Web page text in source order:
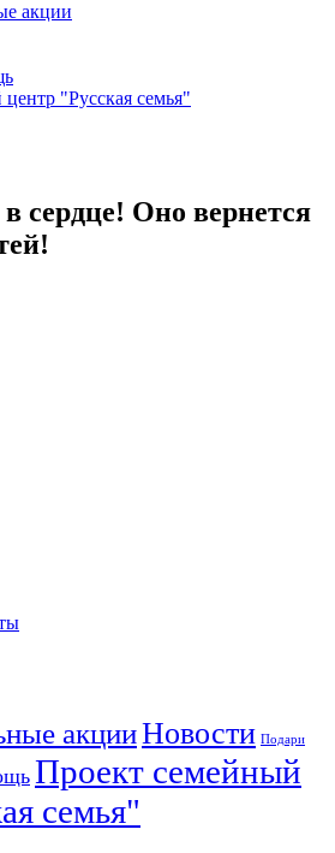
акции
"Русская семья"
сердце! Оно вернется
акцииНовости Подари
Проект семейный
семья"